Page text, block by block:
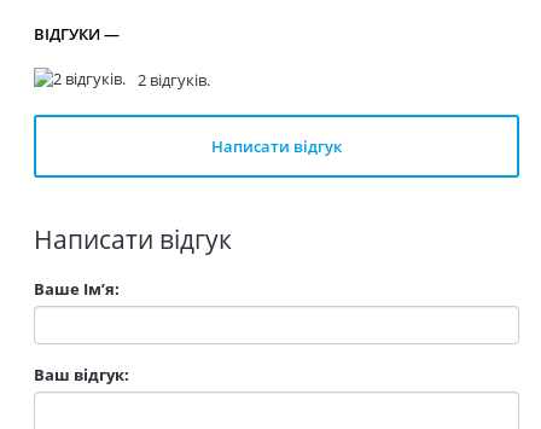
ВІДГУКИ —
2 відгуків.
Написати відгук
Написати відгук
Ваше Ім’я:
Ваш відгук: